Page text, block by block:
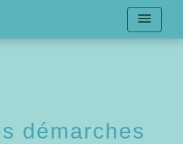
menu
démarches